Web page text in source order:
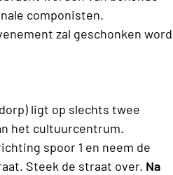
componisten.
zal geschonken
ligt op slechts twee
het cultuurcentrum.
spoor 1 en neem de
Steek de straat over. Na